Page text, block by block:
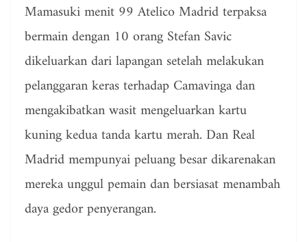
Mamasuki menit 99 Atelico Madrid terpaksa
bermain dengan 10 orang Stefan Savic
dikeluarkan dari lapangan setelah melakukan
pelanggaran keras terhadap Camavinga dan
mengakibatkan wasit mengeluarkan kartu
kuning kedua tanda kartu merah. Dan Real
Madrid mempunyai peluang besar dikarenakan
mereka unggul pemain dan bersiasat menambah
daya gedor penyerangan.